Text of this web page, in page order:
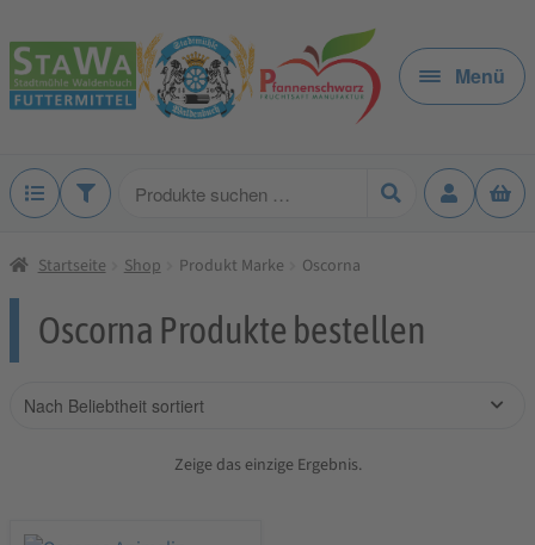
Zur
Navigation
springen
Zum
Inhalt
springen
Menü
Produkte
Startseite Shop Produkt Marke Oscorna
Oscorna Produkte bestellen
Zeige das einzige Ergebnis.